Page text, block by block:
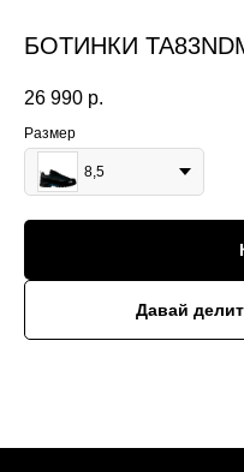
БОТИНКИ
26 990 р.
Размер
8,5
Давай